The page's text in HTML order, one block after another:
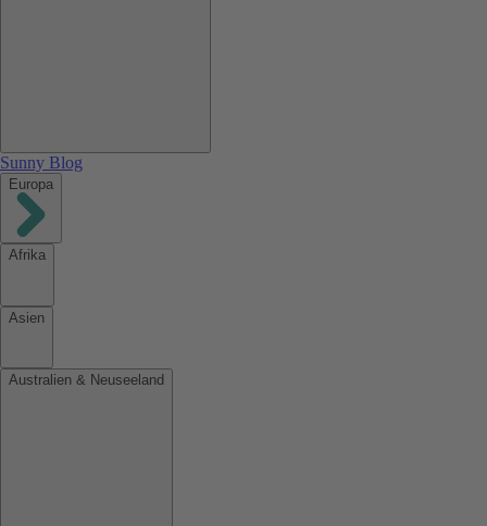
Sunny Blog
Europa
Afrika
Asien
Australien & Neuseeland